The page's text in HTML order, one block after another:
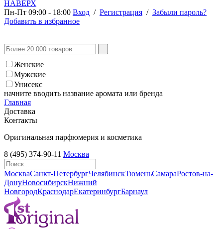
НАВЕРХ
Пн-Пт 09:00 - 18:00 Вход / Регистрация / Забыли пароль?
Добавить в избранное
Женские
Мужские
Унисекс
начните вводить название аромата или бренда
Главная
Доставка
Контакты
Оригинальная парфюмерия и косметика
8 (495) 374-90-11 Москва
МоскваСанкт-ПетербургЧелябинскТюменьСамараРостов-на-
ДонуНовосибирскНижний
НовгородКраснодарЕкатеринбургБарнаул